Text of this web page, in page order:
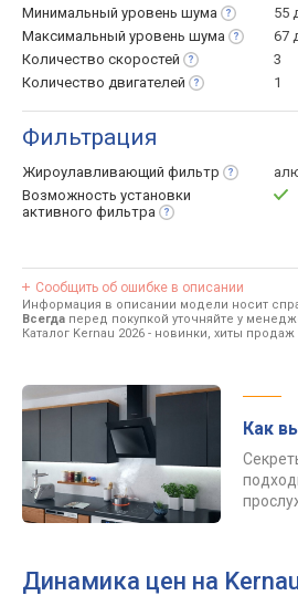
Минимальный уровень шума
55
Максимальный уровень шума
67
Количество скоростей
3
Количество двигателей 1
Фильтрация
Жироулавливающий фильтр
Возможность установки
активного фильтра
Сообщить об ошибке в описании
Информация в описании модели носит
Всегда перед покупкой уточняйте у
Каталог Kernau 2026 - новинки, хиты
Как
Динамика цен на